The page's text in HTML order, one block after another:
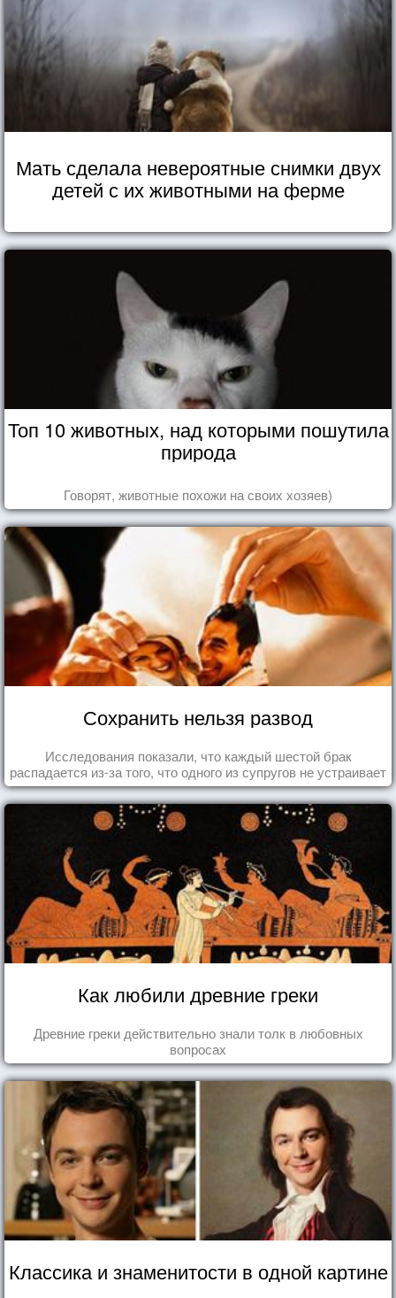
Мать сделала невероятные снимки двух
детей с их животными на ферме
Топ 10 животных, над которыми пошутила
природа
Говорят, животные похожи на своих хозяев)
Сохранить нельзя развод
Исследования показали, что каждый шестой брак
распадается из-за того, что одного из супругов не устраивает
та роль, которая выпала ему в семье.
Как любили древние греки
Древние греки действительно знали толк в любовных
вопросах
Классика и знаменитости в одной картине